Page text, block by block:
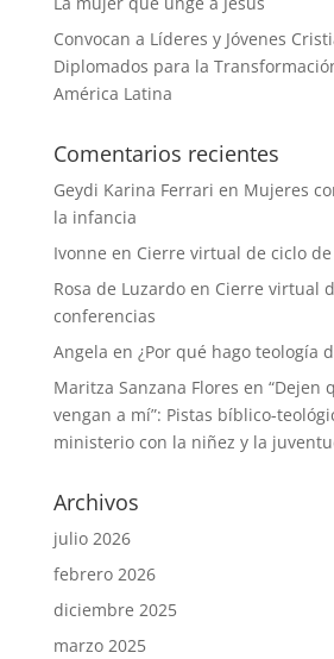
Convocan a Líderes y Jóvenes
Diplomados para la
América Latina
Comentarios recientes
Geydi Karina Ferrari en Mujeres
la infancia
Ivonne en Cierre virtual de ciclo
Rosa de Luzardoen Cierre virtual
conferencias
Angela en ¿Por qué hago teología
Maritza Sanzana Flores en “Dejen
vengan a mí”: Pistas bíblico-
ministerio con la niñez y la
Archivos
julio 2026
febrero 2026
diciembre 2025
marzo 2025